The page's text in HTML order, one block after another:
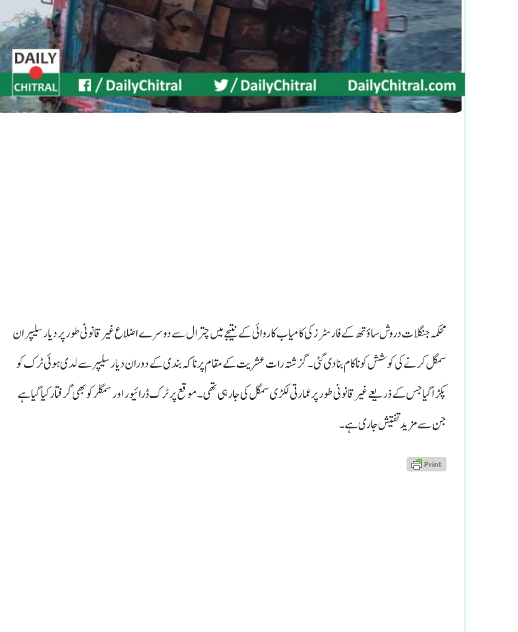
محکمہ جنگلات دروش ساؤتھ کے فارسٹرزکی کامیاب کاروائی کے نتیجے میں چترال سے دوسرے اضلاع غیر قانونی طور پر دیار سلیپران
سمگل کرنے کی کوشش کو ناکام بنا دی گئی۔ گزشتہ رات عشریت کے مقام پر ناکہ بندی کے دوران دیار سلیپر سے لدی ہوئی ٹرک کو
پکڑا گیا جس کے ذریعے غیر قانونی طور پر عمارتی لکڑی سمگل کی جارہی تھی۔موقع پر ٹرک ڈرائیور اور سمگلر کو بھی گرفتار کیا گیا ہے
جن سے مزید تفتیش جاری ہے۔